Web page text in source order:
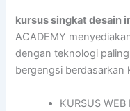
kursus singkat desain
ACADEMY
dengan teknologi
bergengsi berdasarkan
KURSUS